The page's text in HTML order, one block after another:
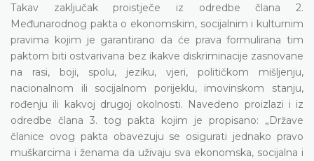
Takav zaključak proistječe iz odredbe člana 2.
Međunarodnog pakta o ekonomskim, socijalnim i kulturnim
pravima kojim je garantirano da će prava formulirana tim
paktom biti ostvarivana bez ikakve diskriminacije zasnovane
na rasi, boji, spolu, jeziku, vjeri, političkom mišljenju,
nacionalnom ili socijalnom porijeklu, imovinskom stanju,
rođenju ili kakvoj drugoj okolnosti. Navedeno proizlazi i iz
odredbe člana 3. tog pakta kojim je propisano: „Države
članice ovog pakta obavezuju se osigurati jednako pravo
muškarcima i ženama da uživaju sva ekonomska, socijalna i